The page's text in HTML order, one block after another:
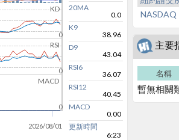
KD
RSI
MACD
2026/08/01
0
0
0
20MA
0.0
K9
38.96
D9
43.04
RSI6
36.07
RSI12
40.45
MACD
0.00
更新時間
6:23
NASDAQ
主要
名稱
暫無相關